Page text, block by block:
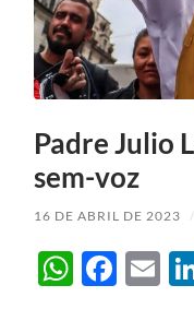
Padre Julio
sem-voz
16 DE ABRIL DE 2023 /